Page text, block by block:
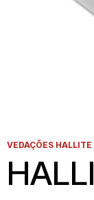
VEDAÇÕES HALLITE